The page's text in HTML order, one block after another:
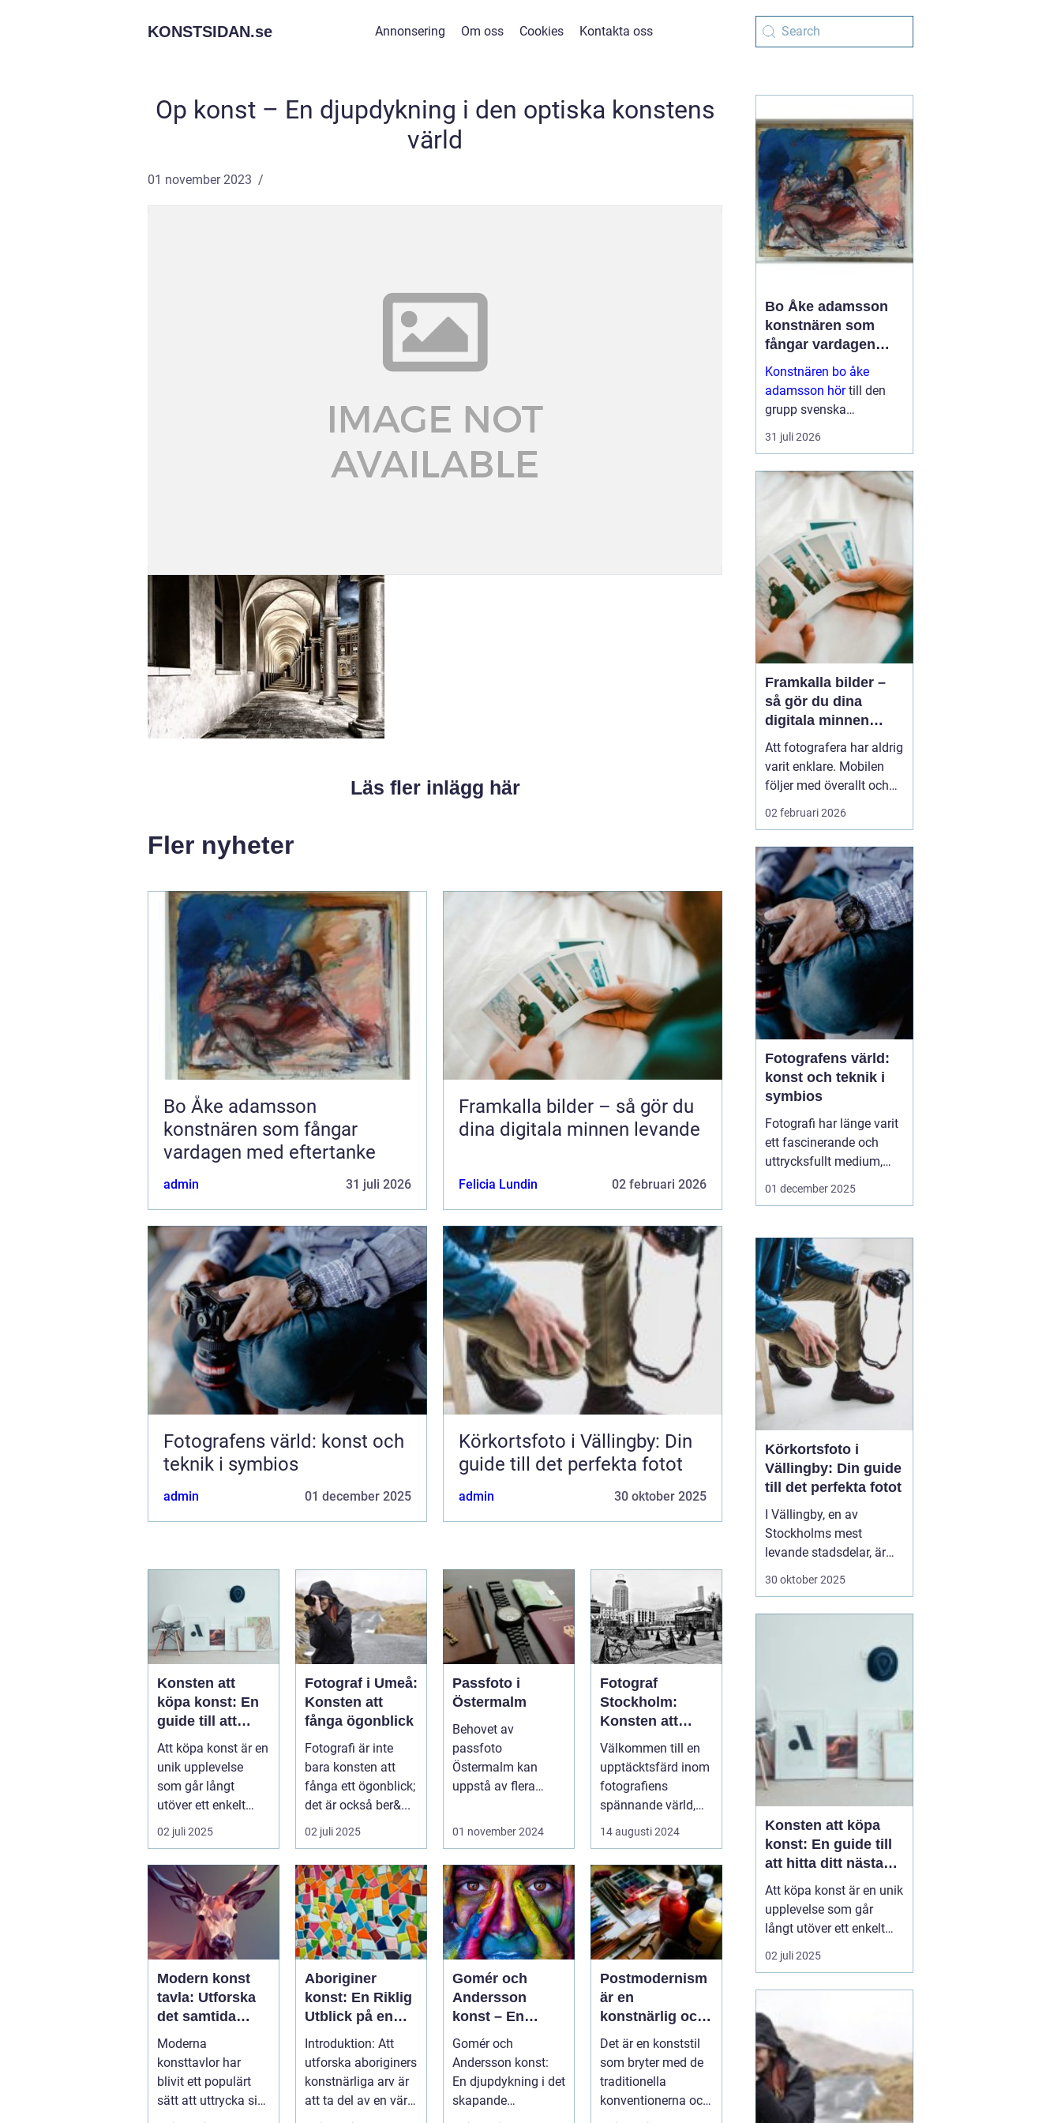
KONSTSIDAN.se Annonsering Om oss Cookies Kontakta oss
Op konst – En djupdykning i den optiska konstens
värld
01 november 2023
Läs fler inlägg här
Fler nyheter
Bo Åke adamsson
konstnären som fångar
vardagen med eftertanke
admin 31 juli 2026
Framkalla bilder – så gör du
dina digitala minnen levande
Felicia Lundin 02 februari 2026
Fotografens värld: konst och
teknik i symbios
admin 01 december 2025
Körkortsfoto i Vällingby: Din
guide till det perfekta fotot
admin 30 oktober 2025
Konsten att
köpa konst: En
guide till att
hitta ditt nästa
mästerverk
Att köpa konst är en
unik upplevelse
som går långt
utöver ett enkelt
k&ou...
02 juli 2025
Fotograf i Umeå:
Konsten att
fånga ögonblick
Fotografi är inte
bara konsten att
fånga ett ögonblick;
det är också ber&...
02 juli 2025
Passfoto i
Östermalm
Behovet av
passfoto
Östermalm kan
uppstå av flera
sig det handlar om
01 november 2024
Fotograf
Stockholm:
Konsten att
fånga
ögonblicket
Välkommen till en
upptäcktsfärd inom
fotografiens
spännande värld,
14 augusti 2024
Modern konst
tavla: Utforska
det samtida
konstlandskapet
Moderna
konsttavlor har
blivit ett populärt
sätt att uttrycka sig
och skapa visuellt
Aboriginer
konst: En Riklig
Utblick på en
Kulturskatt
Introduktion: Att
utforska aboriginers
konstnärliga arv är
att ta del av en värld
full av rikedom oc...
Gomér och
Andersson
konst – En
fascinerande
utforskning av
det kreativa
samarbetet
Gomér och
Andersson konst:
En djupdykning i det
skapande
samarbetet En
Postmodernism
är en
konstnärlig och
kulturell rörelse
som började ta
form under
1960-talet och
Det är en konststil
som bryter med de
traditionella
konventionerna och
utmanar den
Bo Åke adamsson
konstnären som
fångar vardagen
med eftertanke
Konstnären bo åke
adamsson hörtill den
grupp svenska
bildskapare som i
tysthet byggt upp en
dyker ofta upp i
samlaren söker något
mer än ett dekorativt
motiv en känsla ...
31 juli 2026
Framkalla bilder –
så gör du dina
digitala minnen
levande
Att fotografera har aldrig
varit enklare. Mobilen
följer med överallt och
bildflödet svämmar över.
stannar i telefonen eller i
molnet? När man väljer
att framkalla bilder ...
02 februari 2026
Fotografens värld:
konst och teknik i
symbios
Fotografi har länge varit
ett fascinerande och
uttrycksfullt medium,
med förmågan att fånga
denna konstform finns
fotografen, den kreativa
individen som använder
ljus och...
01 december 2025
Körkortsfoto i
Vällingby: Din guide
till det perfekta fotot
I Vällingby, en av
Stockholms mest
levande stadsdelar, är
det viktigt för många att
bara en identifikation;
det är en frihetens och
30 oktober 2025
Konsten att köpa
konst: En guide till
att hitta ditt nästa
mästerverk
Att köpa konst är en unik
upplevelse som går
långt utöver ett enkelt
köpbeslut. Det handlar
om att sätta en personlig
konstnärers arbete, och
inte minst om a...
02 juli 2025